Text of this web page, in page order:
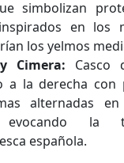
simbolizan
en los
los yelmos
Cimera: Casco
a la derecha con
alternadas
evocando la
española.